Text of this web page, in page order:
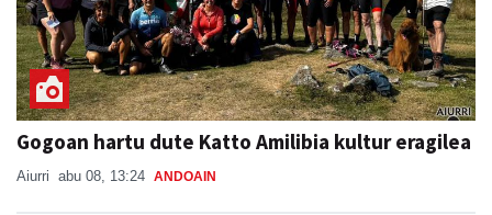
Gogoan hartu dute Katto Amilibia kultur eragilea
Aiurri abu 08, 13:24 ANDOAIN